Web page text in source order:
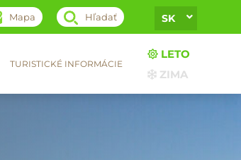
Mapa Hľadať SK
TURISTICKÉ INFORMÁCIE
LETO
ZIMA